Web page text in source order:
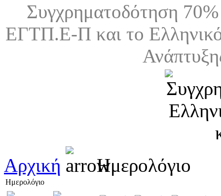
Συγχρηματοδότηση
ΕΓΤΠ.Ε-Π και το
Αρχική Ημερολόγιο
Ημερολόγιο